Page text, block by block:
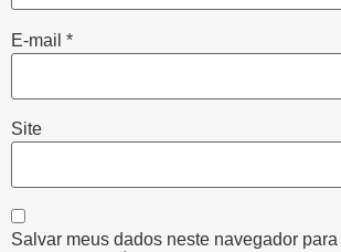
E-mail *
Site
Salvar meus dados neste navegador